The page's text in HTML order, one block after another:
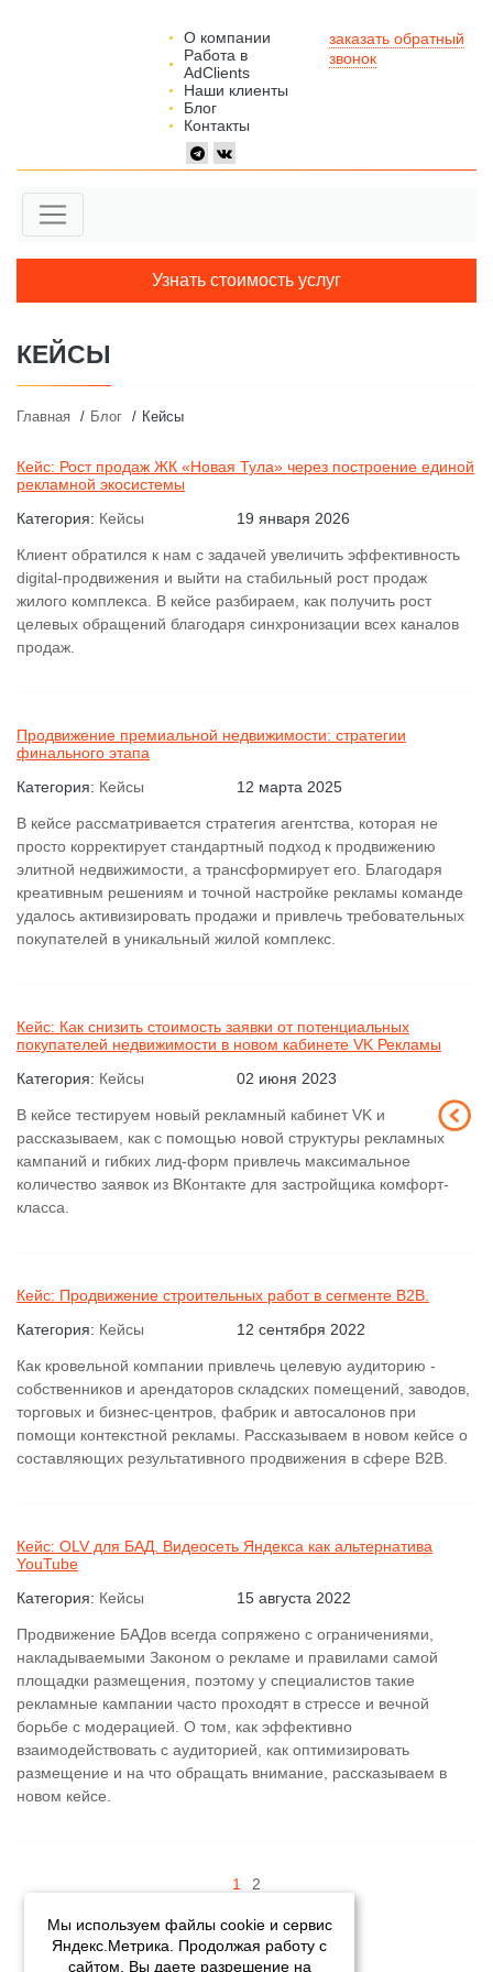
Мы используем файлы cookie и сервис
Яндекс.Метрика. Продолжая работу с
сайтом, Вы даете разрешение на
О компании
Работа в
AdClients
Наши клиенты
Блог
Контакты
заказать обратный
звонок
Узнать стоимость услуг
КЕЙСЫ
Главная Блог Кейсы
Кейс: Рост продаж ЖК «Новая Тула» через построение единой
рекламной экосистемы
Категория: Кейсы 19 января 2026
Клиент обратился к нам с задачей увеличить эффективность
digital-продвижения и выйти на стабильный рост продаж
жилого комплекса. В кейсе разбираем, как получить рост
целевых обращений благодаря синхронизации всех каналов
продаж.
Продвижение премиальной недвижимости: стратегии
финального этапа
Категория: Кейсы 12 марта 2025
В кейсе рассматривается стратегия агентства, которая не
просто корректирует стандартный подход к продвижению
элитной недвижимости, а трансформирует его. Благодаря
креативным решениям и точной настройке рекламы команде
удалось активизировать продажи и привлечь требовательных
покупателей в уникальный жилой комплекс.
Кейс: Как снизить стоимость заявки от потенциальных
покупателей недвижимости в новом кабинете VK Рекламы
Категория: Кейсы 02 июня 2023
В кейсе тестируем новый рекламный кабинет VK и
рассказываем, как с помощью новой структуры рекламных
кампаний и гибких лид-форм привлечь максимальное
количество заявок из ВКонтакте для застройщика комфорт-
класса.
Кейс: Продвижение строительных работ в сегменте B2B.
Категория: Кейсы 12 сентября 2022
Как кровельной компании привлечь целевую аудиторию -
собственников и арендаторов складских помещений, заводов,
торговых и бизнес-центров, фабрик и автосалонов при
помощи контекстной рекламы. Рассказываем в новом кейсе о
составляющих результативного продвижения в сфере B2B.
Кейс: OLV для БАД. Видеосеть Яндекса как альтернатива
YouTube
Категория: Кейсы 15 августа 2022
Продвижение БАДов всегда сопряжено с ограничениями,
накладываемыми Законом о рекламе и правилами самой
площадки размещения, поэтому у специалистов такие
рекламные кампании часто проходят в стрессе и вечной
борьбе с модерацией. О том, как эффективно
взаимодействовать с аудиторией, как оптимизировать
размещение и на что обращать внимание, рассказываем в
новом кейсе.
1 2